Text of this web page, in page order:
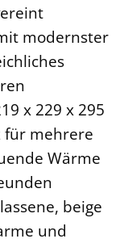
modernster
x 229 x 295
für mehrere
Wärme
beige
und